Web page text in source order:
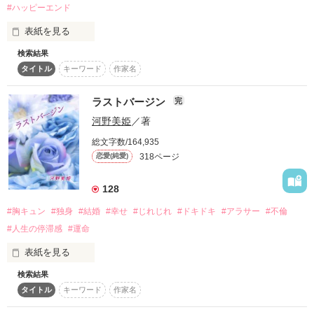
コンテスト
超短編！フェチから始まる溺愛コンテスト
スターツ出版小説投稿サイト合同企画「1話からの長編大
賞」ベリーズカフェ会場
その他の条件 コミックあり
黒田 蒼士郎
✤·························✤
あれは事故と言い聞かせ、なかったことにしたいのに
「聞き分けのいい女にならないで。俺の前ではわがままでい
て」
危険な男の悪魔の囁きが心を揺らす
哀れなキューピットは闇夜の中で堕とされる——
#ハッピーエンド
表紙を見る
有川恋（ありかわこい）は大手インテリア会社であるクローバ
ーインテリアで営業事務として働いている。誕生日の夜、交際
して2年の恋人の博樹からオシャレなレストランに誘われた
恋。プロポーズかと思いきや博樹から言われたのは『別れて欲
しい』、さらには恋の後輩と付き合っているという。
傷心の恋は公園で缶チューハイを飲み過ぎてしまい……気づけ
ば見知らぬ部屋のキングベッドの上だった。
──『僕の婚約者になってください』
恋の隣で眠っていた四葉修哉（よつばしゅうや）から恋は仮婚
頑張り屋だけどドン底のヒロイン 有川恋（28）
インテリア会社、クローバーデザインの副社長　四葉修哉
（29）
※表紙はフリー素材です🍀
検索結果
タイトル
キーワード 作家名
ラストバージン 完
河野美姫／著
総文字数/164,935
恋愛(純愛) 318ページ
128
#胸キュン #独身 #結婚 #幸せ #じれじれ #ドキドキ #アラサー
#不倫
#人生の停滞感 #運命
表紙を見る
― ごく普通の、苦く甘い恋の話 ―
検索結果
タイトル
キーワード 作家名